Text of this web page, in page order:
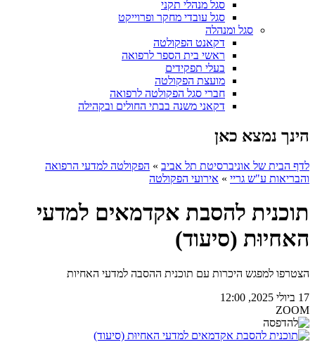
סגל מנהלי תקני
סגל עובדי מחקר ופרוייקט
סגל ומנהלה
דקאנט הפקולטה
ראשי בית הספר לרפואה
בעלי תפקידים
מועצת הפקולטה
חברי סגל הפקולטה לרפואה
דקאני משנה בבתי החולים ובקהילה
הינך נמצא כאן
לדף הבית של אוניברסיטת תל אביב » הפקולטה למדעי הרפואה
והבריאות ע"ש גריי » אירועי הפקולטה
תוכנית להסבת אקדמאים למדעי
האחיוּת (סיעוד)
הצטרפו למפגש היכרות עם תוכנית ההסבה למדעי האחיות
17 ביולי 2025, 12:00
ZOOM